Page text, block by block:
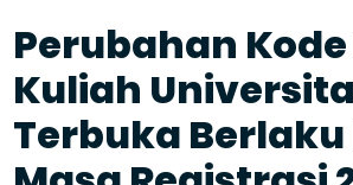
Perubahan
Kuliah
Terbuka